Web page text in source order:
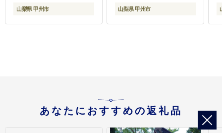
山梨県 甲州市 山梨県 甲州市
あなたにおすすめの返礼品